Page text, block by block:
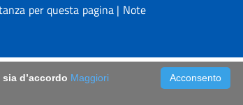
per questa pagina| Note
Acconsento
d’accordo Maggiori